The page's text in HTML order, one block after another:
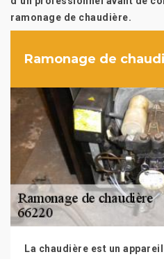
ramonage de chaudière.
Ramonage de
La chaudière est un